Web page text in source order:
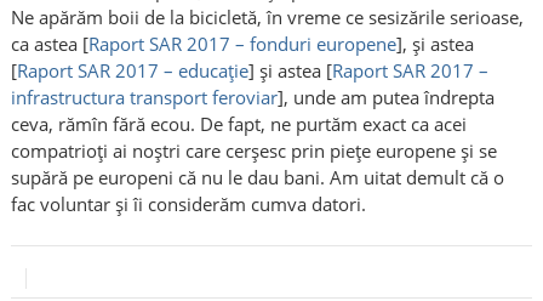
Ne apărăm boii de la bicicletă, în vreme ce sesizările serioase,
ca astea [Raport SAR 2017 – fonduri europene], și astea
[Raport SAR 2017 – educație] și astea [Raport SAR 2017 –
infrastructura transport feroviar], unde am putea îndrepta
ceva, rămîn fără ecou. De fapt, ne purtăm exact ca acei
compatrioți ai noștri care cerșesc prin piețe europene și se
supără pe europeni că nu le dau bani. Am uitat demult că o
fac voluntar și îi considerăm cumva datori.